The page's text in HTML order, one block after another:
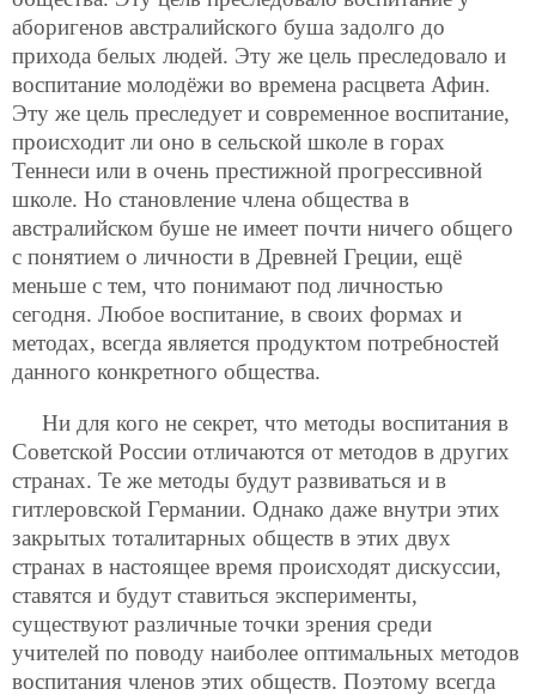
аборигенов австралийского буша задолго до
прихода белых людей. Эту же цель преследовало и
воспитание молодёжи во времена расцвета Афин.
Эту же цель преследует и современное воспитание,
происходит ли оно в сельской школе в горах
Теннеси или в очень престижной прогрессивной
школе. Но становление члена общества в
австралийском буше не имеет почти ничего общего
с понятием о личности в Древней Греции, ещё
меньше с тем, что понимают под личностью
сегодня. Любое воспитание, в своих формах и
методах, всегда является продуктом потребностей
данного конкретного общества.
Ни для кого не секрет, что методы воспитания в
Советской России отличаются от методов в других
странах. Те же методы будут развиваться и в
гитлеровской Германии. Однако даже внутри этих
закрытых тоталитарных обществ в этих двух
странах в настоящее время происходят дискуссии,
ставятся и будут ставиться эксперименты,
существуют различные точки зрения среди
учителей по поводу наиболее оптимальных методов
воспитания членов этих обществ. Поэтому всегда